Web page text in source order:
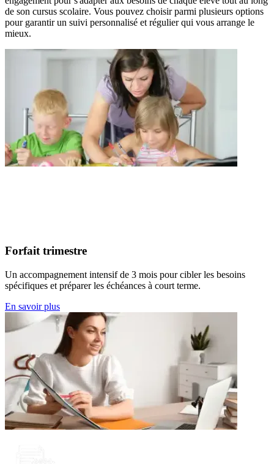
de son cursus scolaire. Vous pouvez choisir parmi plusieurs options
pour garantir un suivi personnalisé et régulier qui vous arrange le
mieux.
Forfait trimestre
Un accompagnement intensif de 3 mois pour cibler les besoins
spécifiques et préparer les échéances à court terme.
En savoir plus